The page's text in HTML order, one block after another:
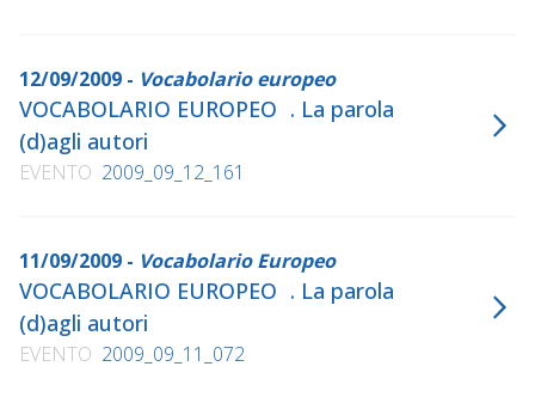
12/09/2009 - Vocabolario europeo
VOCABOLARIO EUROPEO . La parola
(d)agli autori
EVENTO 2009_09_12_161
11/09/2009 - Vocabolario Europeo
VOCABOLARIO EUROPEO . La parola
(d)agli autori
EVENTO 2009_09_11_072